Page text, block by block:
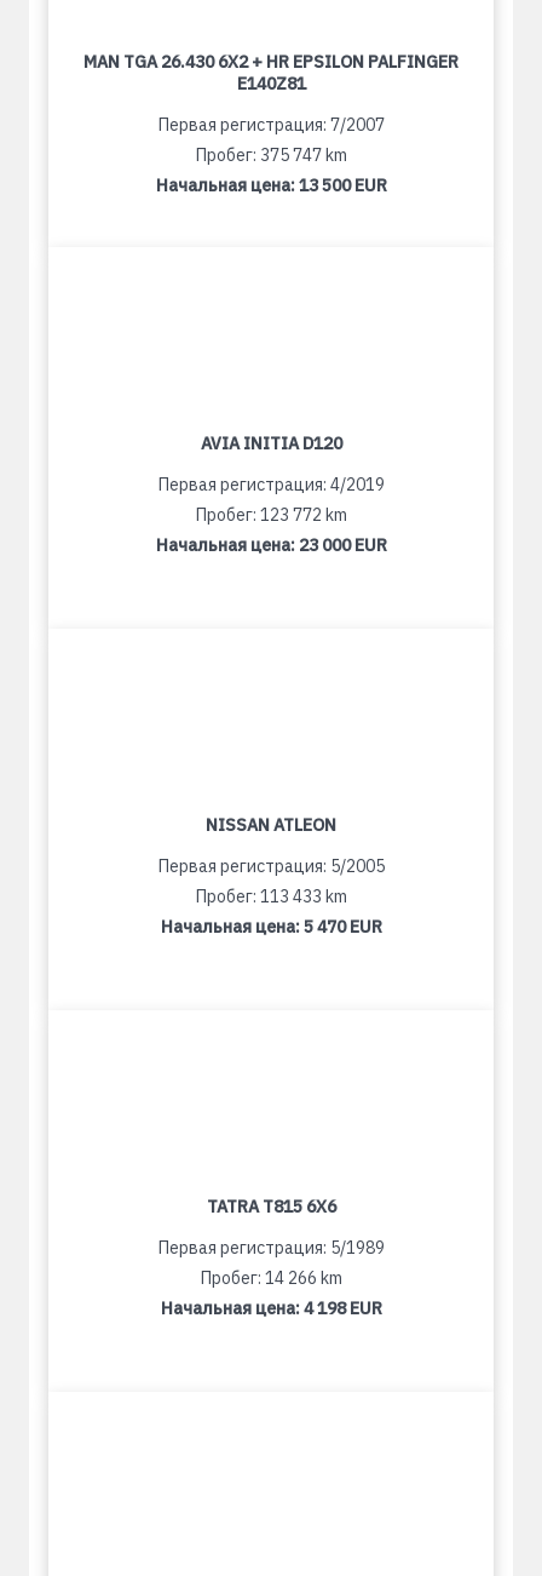
MAN TGA 26.430 6X2 + HR EPSILON PALFINGER
E140Z81
Первая регистрация: 7/2007
Пробег: 375 747 km
Начальная цена:13 500 EUR
AVIA INITIA D120
Первая регистрация: 4/2019
Пробег: 123 772 km
Начальная цена: 23 000 EUR
NISSAN ATLEON
Первая регистрация: 5/2005
Пробег: 113 433 km
Начальная цена:5 470 EUR
TATRA T815 6X6
Первая регистрация: 5/1989
Пробег: 14 266 km
Начальная цена:4 198 EUR